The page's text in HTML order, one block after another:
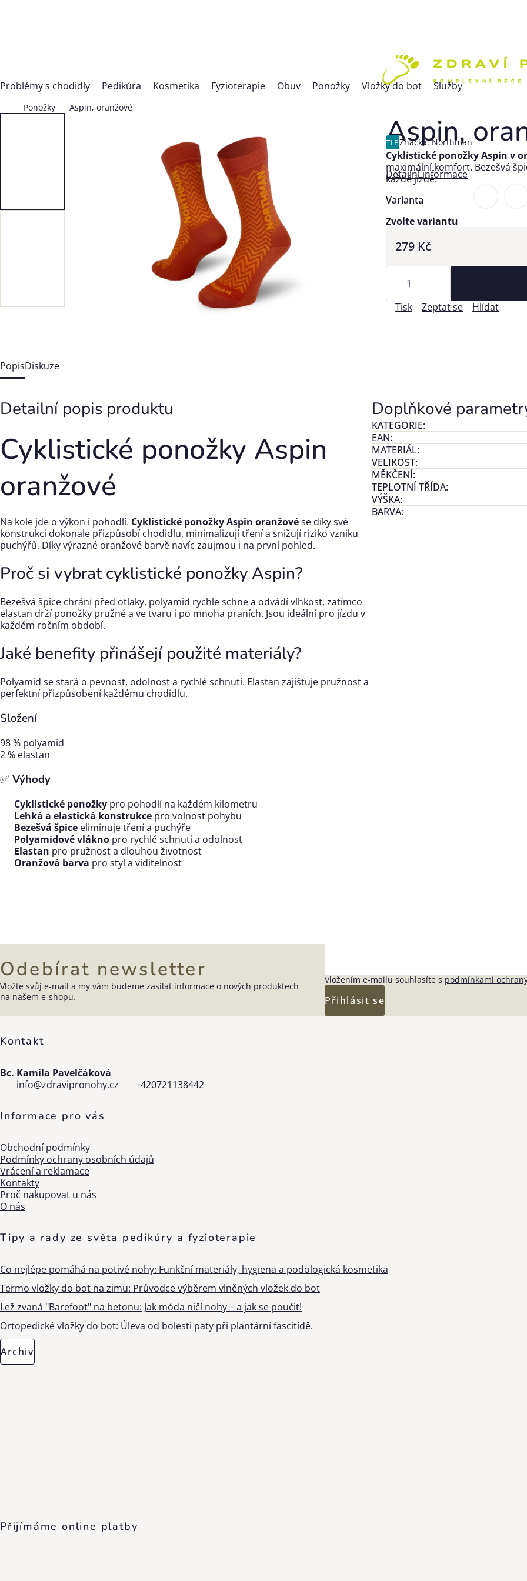
Problémy s chodidly Pedikúra Kosmetika Fyzioterapie Obuv Ponožky Vložky do bot Služby
Ponožky Aspin, oranžové
Aspin,
TIPZnačka:Northman
279 Kč
Zvolte variantu
Varianta
Cyklistické ponožky Aspin v
maximální komfort. Bezešvá
každé jízdě.
Detailní informace
Tisk Zeptat se Hlídat
PopisDiskuze
Detailní popis produktu
Cyklistické ponožky Aspin
oranžové
Na kole jde o výkon i pohodlí. Cyklistické ponožky Aspin oranžovése díky své
konstrukci dokonale přizpůsobí chodidlu, minimalizují tření a snižují riziko vzniku
puchýřů. Díky výrazné oranžové barvě navíc zaujmou i na první pohled.
Proč si vybrat cyklistické ponožky Aspin?
Bezešvá špice chrání před otlaky, polyamid rychle schne a odvádí vlhkost, zatímco
elastan drží ponožky pružné a ve tvaru i po mnoha praních. Jsou ideální pro jízdu v
každém ročním období.
Jaké benefity přinášejí použité materiály?
Polyamid se stará o pevnost, odolnost a rychlé schnutí. Elastan zajišťuje pružnost a
perfektní přizpůsobení každému chodidlu.
Složení
98 % polyamid
2 % elastan
✅Výhody
Cyklistické ponožky pro pohodlí na každém kilometru
Lehká a elastická konstrukce pro volnost pohybu
Bezešvá špice eliminuje tření a puchýře
Polyamidové vlákno pro rychlé schnutí a odolnost
Elastan pro pružnost a dlouhou životnost
Oranžová barva pro styl a viditelnost
Doplňkové
KATEGORIE:
EAN:
MATERIÁL:
VELIKOST:
MĚKČENÍ:
TEPLOTNÍ TŘÍDA:
VÝŠKA:
BARVA:
Zápatí
Kontakt
Bc. Kamila Pavelčáková
info@zdravipronohy.cz +420721138442
Informace pro vás
Obchodní podmínky
Podmínky ochrany osobních údajů
Vrácení a reklamace
Kontakty
Proč nakupovat u nás
O nás
Tipy a rady ze světa pedikúry a fyzioterapie
Co nejlépe pomáhá na potivé nohy: Funkční materiály, hygiena a podologická kosmetika
Termo vložky do bot na zimu: Průvodce výběrem vlněných vložek do bot
Lež zvaná "Barefoot" na betonu: Jak móda ničí nohy – a jak se poučit!
Ortopedické vložky do bot: Úleva od bolesti paty při plantární fascitídě.
Archiv
Přijímáme online platby
Odebírat newsletter
Vložte svůj e-mail a my vám budeme zasílat informace o nových produktech
na našem e-shopu.
Vložením e-mailu souhlasíte s podmínkami
Přihlásit se